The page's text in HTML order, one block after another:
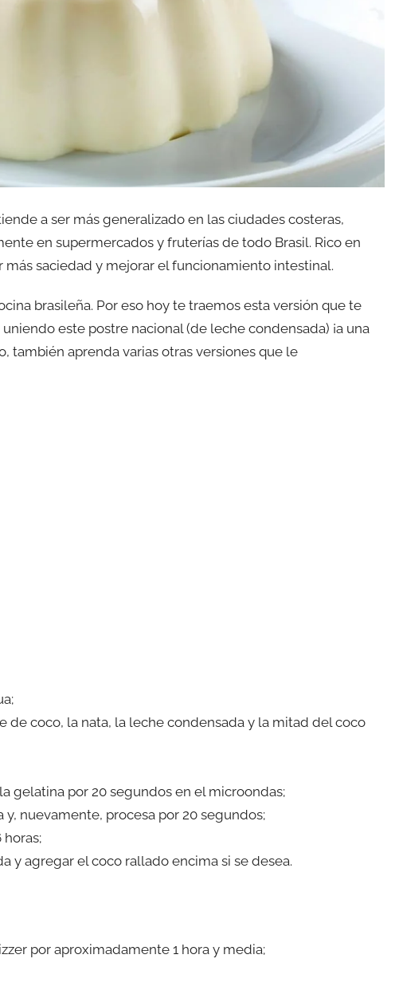
a ser más generalizado en las ciudades costeras,
en supermercados y fruterías de todo Brasil. Rico en
saciedad y mejorar el funcionamiento intestinal.
brasileña. Por eso hoy te traemos esta versión que te
uniendo este postre nacional (de leche condensada) ¡a una
también aprenda varias otras versiones que le
de coco, la nata, la leche condensada y la mitad del coco
gelatina por 20 segundos en el microondas;
nuevamente, procesa por 20 segundos;
y agregar el coco rallado encima si se desea.
por aproximadamente 1 hora y media;